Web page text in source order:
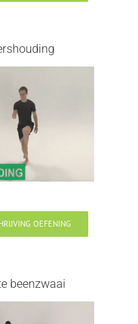
OEFENING
beenzwaai